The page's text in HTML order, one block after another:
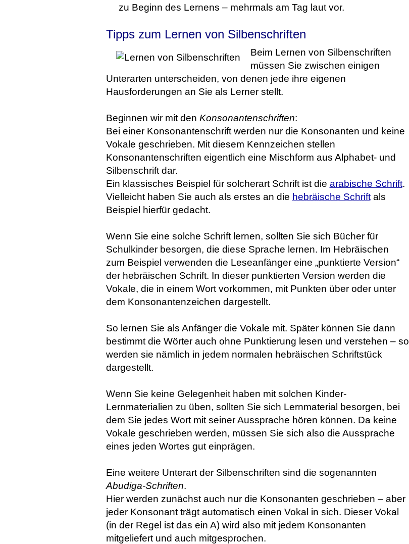
zu Beginn des Lernens – mehrmals am Tag laut vor.
Tipps zum Lernen von Silbenschriften
Beim Lernen von Silbenschriften
müssen Sie zwischen einigen
Unterarten unterscheiden, von denen jede ihre eigenen
Hausforderungen an Sie als Lerner stellt.
Beginnen wir mit den Konsonantenschriften:
Bei einer Konsonantenschrift werden nur die Konsonanten und keine
Vokale geschrieben. Mit diesem Kennzeichen stellen
Konsonantenschriften eigentlich eine Mischform aus Alphabet- und
Silbenschrift dar.
Ein klassisches Beispiel für solcherart Schrift ist die arabische Schrift.
Vielleicht haben Sie auch als erstes an die hebräische Schriftals
Beispiel hierfür gedacht.
Wenn Sie eine solche Schrift lernen, sollten Sie sich Bücher für
Schulkinder besorgen, die diese Sprache lernen. Im Hebräischen
zum Beispiel verwenden die Leseanfänger eine „punktierte Version“
der hebräischen Schrift. In dieser punktierten Version werden die
Vokale, die in einem Wort vorkommen, mit Punkten über oder unter
dem Konsonantenzeichen dargestellt.
So lernen Sie als Anfänger die Vokale mit. Später können Sie dann
bestimmt die Wörter auch ohne Punktierung lesen und verstehen – so
werden sie nämlich in jedem normalen hebräischen Schriftstück
dargestellt.
Wenn Sie keine Gelegenheit haben mit solchen Kinder-
Lernmaterialien zu üben, sollten Sie sich Lernmaterial besorgen, bei
dem Sie jedes Wort mit seiner Aussprache hören können. Da keine
Vokale geschrieben werden, müssen Sie sich also die Aussprache
eines jeden Wortes gut einprägen.
Eine weitere Unterart der Silbenschriften sind die sogenannten
Abudiga-Schriften.
Hier werden zunächst auch nur die Konsonanten geschrieben – aber
jeder Konsonant trägt automatisch einen Vokal in sich. Dieser Vokal
(in der Regel ist das ein A) wird also mit jedem Konsonanten
mitgeliefert und auch mitgesprochen.